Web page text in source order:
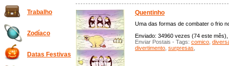
Trabalho
Zodíaco
Datas Festivas
Quentinho
Uma das formas de combater o frio
Enviado: 34960 vezes (74 este
Enviar Postais - Tags: comico
divertimento surpresas